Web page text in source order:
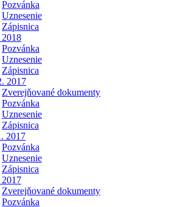
Pozvánka
Uznesenie
Zápisnica
2018
Pozvánka
Uznesenie
Zápisnica
2017
Zverejňované dokumenty
Pozvánka
Uznesenie
Zápisnica
2017
Pozvánka
Uznesenie
Zápisnica
2017
Zverejňované dokumenty
Pozvánka